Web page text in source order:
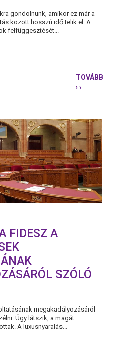
gondolnunk, amikor ez már a
között hosszú idő telik el. A
felfüggesztését...
TOVÁBB
› ›
IS
TEHETÜNK
A
FIDESZ A
SZÓLÓ
megakadályozásáról
Úgy látszik, a magát
A luxusnyaralás...